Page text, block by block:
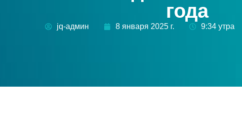
года
jq-админ 8 января 2025 г. 9:34 утра